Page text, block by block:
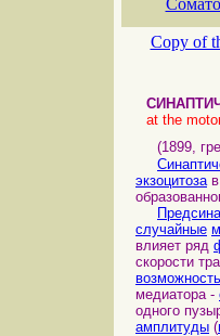
Copy of
at the
(1899,
экзоцитозав
случайные
влияет ряд
скорости
возможность
медиатора -
одного
амплитуды (